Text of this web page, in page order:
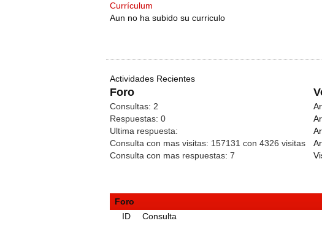
Currículum
Aun no ha subido su curriculo
Actividades Recientes
Foro
Consultas: 2
Respuestas: 0
Ultima respuesta:
Consulta con mas visitas: 157131 con 4326 visitas
Consulta con mas respuestas: 7
Foro
ID
Consulta